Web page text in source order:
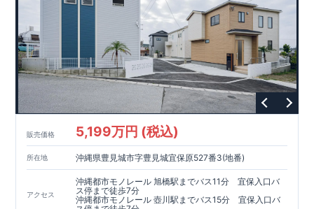
販売価格 5,199万円 (税込)
所在地 沖縄県豊見城市字豊見城宜保原527番3(地番)
アクセス
沖縄都市モノレール 旭橋駅までバス11分 宜保入口バ
ス停まで徒歩7分
沖縄都市モノレール 壺川駅までバス15分 宜保入口バ